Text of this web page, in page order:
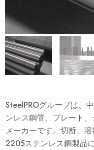
SteelPROグループは、
ンレス鋼管、プレート
メーカーです。切断、
2205ステンレス鋼製品